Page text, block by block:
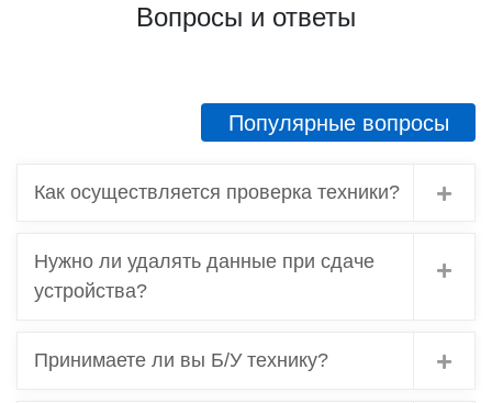
Вопросы и ответы
Популярные вопросы
Как осуществляется проверка техники?
Нужно ли удалять данные при сдаче
устройства?
Принимаете ли вы Б/У технику?